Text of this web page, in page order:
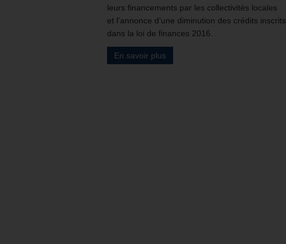
leurs financements par les collectivités locales
et l’annonce d’une diminution des crédits inscrits
dans la loi de finances 2016.
En savoir plus